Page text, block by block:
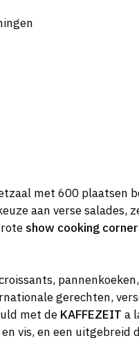
met 600 plaatsen
aan verse salades,
show cooking
gerechten,
met de KAFFEZEIT a
vis, en een uitgebreid